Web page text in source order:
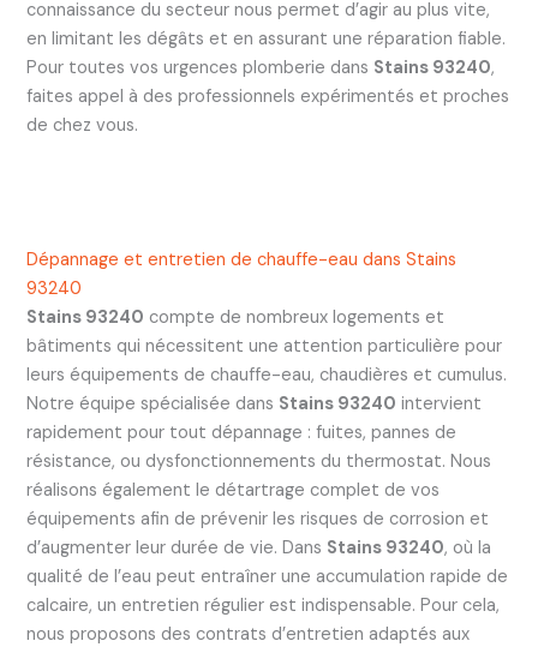
connaissance du secteur nous permet d’agir au plus vite,
en limitant les dégâts et en assurant une réparation fiable.
Pour toutes vos urgences plomberie dans Stains 93240,
faites appel à des professionnels expérimentés et proches
de chez vous.
Dépannage et entretien de chauffe-eau dans Stains
93240
Stains 93240 compte de nombreux logements et
bâtiments qui nécessitent une attention particulière pour
leurs équipements de chauffe-eau, chaudières et cumulus.
Notre équipe spécialisée dans Stains 93240 intervient
rapidement pour tout dépannage : fuites, pannes de
résistance, ou dysfonctionnements du thermostat. Nous
réalisons également le détartrage complet de vos
équipements afin de prévenir les risques de corrosion et
d’augmenter leur durée de vie. Dans Stains 93240, où la
qualité de l’eau peut entraîner une accumulation rapide de
calcaire, un entretien régulier est indispensable. Pour cela,
nous proposons des contrats d’entretien adaptés aux